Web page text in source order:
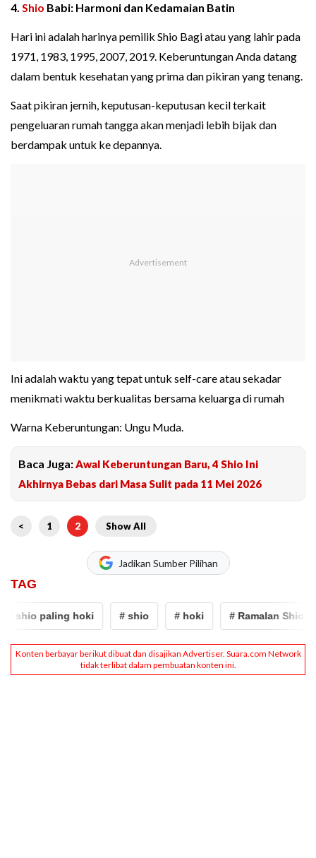
4. Shio Babi: Harmoni dan Kedamaian Batin
Hari ini adalah harinya pemilik Shio Bagi atau yang lahir pada
1971, 1983, 1995, 2007, 2019. Keberuntungan Anda datang
dalam bentuk kesehatan yang prima dan pikiran yang tenang.
Saat pikiran jernih, keputusan-keputusan kecil terkait
pengeluaran rumah tangga akan menjadi lebih bijak dan
berdampak untuk ke depannya.
Ini adalah waktu yang tepat untuk self-care atau sekadar
menikmati waktu berkualitas bersama keluarga di rumah
Warna Keberuntungan: Ungu Muda.
Baca Juga:Awal Keberuntungan Baru, 4 Shio Ini
Akhirnya Bebas dari Masa Sulit pada 11 Mei 2026
< 1 2 Show All
Jadikan Sumber Pilihan
TAG
shio paling hoki # shio # hoki # Ramalan Shio